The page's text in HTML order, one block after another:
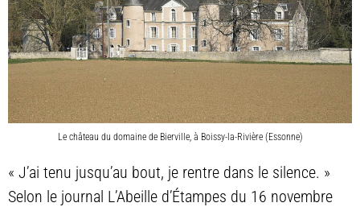
Le château du domaine de Bierville, à Boissy-la-Rivière (Essonne)
« J’ai tenu jusqu’au bout, je rentre dans le silence. »
Selon le journal L’Abeille d’Étampes du 16 novembre